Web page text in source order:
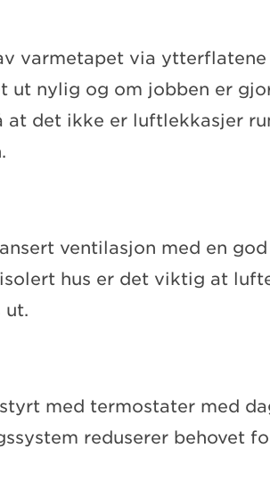
varmetapet via
ut nylig og om jobben er
at det ikke er luftlekkasjer
ventilasjon med en god
hus er det viktig at
ut.
med termostater med
reduserer behovet